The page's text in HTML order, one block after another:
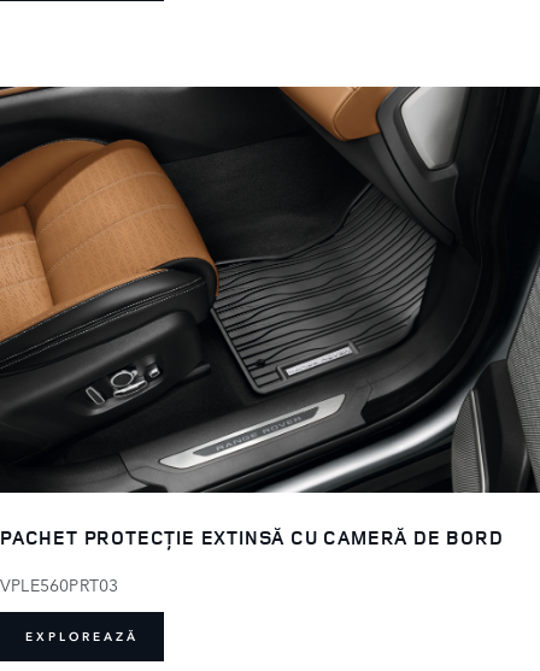
PACHET PROTECȚIE EXTINSĂ CU CAMERĂ DE BORD
VPLE560PRT03
EXPLOREAZĂ